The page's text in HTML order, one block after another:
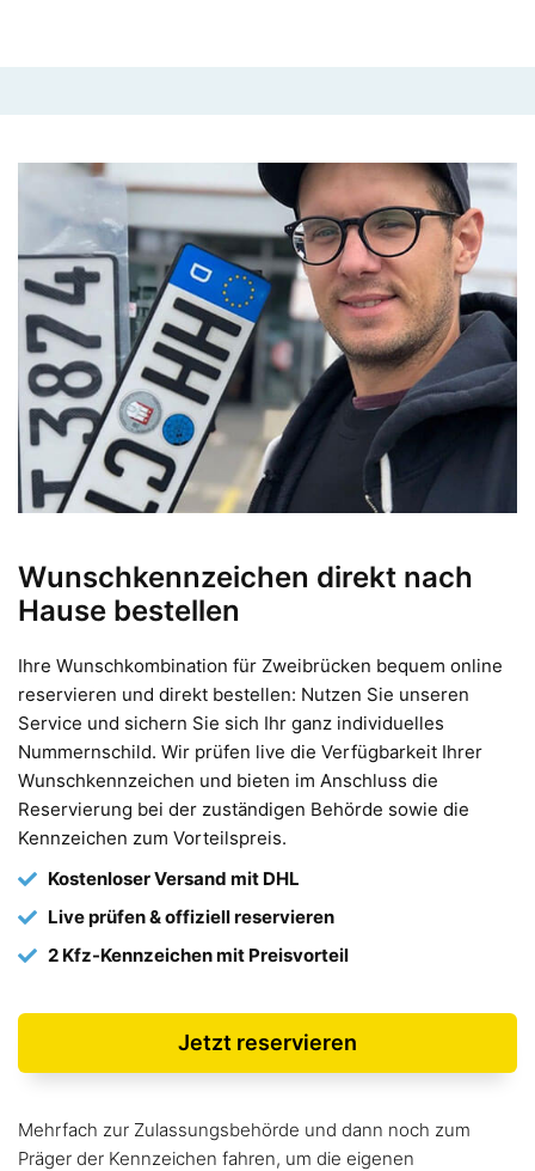
Wunschkennzeichen direkt nach
Hause bestellen
Ihre Wunschkombination für Zweibrücken bequem online
reservieren und direkt bestellen: Nutzen Sie unseren
Service und sichern Sie sich Ihr ganz individuelles
Nummernschild. Wir prüfen live die Verfügbarkeit Ihrer
Wunschkennzeichen und bieten im Anschluss die
Reservierung bei der zuständigen Behörde sowie die
Kennzeichen zum Vorteilspreis.
Kostenloser Versand mit DHL
Live prüfen & offiziell reservieren
2 Kfz-Kennzeichen mit Preisvorteil
Jetzt reservieren
Mehrfach zur Zulassungsbehörde und dann noch zum
Präger der Kennzeichen fahren, um die eigenen